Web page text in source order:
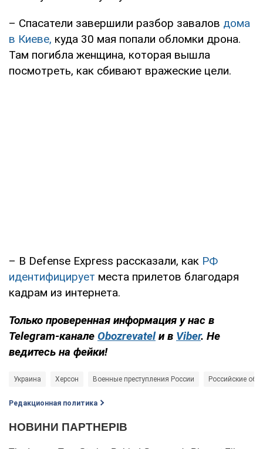
– Спасатели завершили разбор завалов дома
в Киеве, куда 30 мая попали обломки дрона.
Там погибла женщина, которая вышла
посмотреть, как сбивают вражеские цели.
– В Defense Express рассказали, как РФ
идентифицирует места прилетов благодаря
кадрам из интернета.
Только проверенная информация у нас в
Telegram-канале Obozrevatel и в Viber. Не
ведитесь на фейки!
Украина Херсон Военные преступления России Российские
Редакционная политика